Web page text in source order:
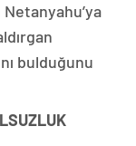
bulduğunu